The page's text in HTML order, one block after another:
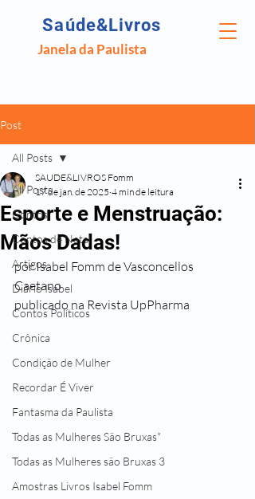
Saúde&Livros
Janela da Paulista
Post
All Posts
Contos
Contos de Natal
Artigos
Diário Isabel
Contos Políticos
Crônica
Condição de Mulher
Recordar É Viver
Fantasma da Paulista
Todas as Mulheres São Bruxas"
Todas as Mulheres são Bruxas 3
Amostras Livros Isabel Fomm
All Posts
Esporte e Menstruação:
Mãos Dadas!
SAUDE&LIVROS Fomm
17 de jan. de 2025 4 min de leitura
por Isabel Fomm de Vasconcellos
Caetano
publicado na Revista UpPharma